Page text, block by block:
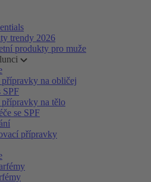
trendy 2026
produkty pro muže
na obličej
SPF
na tělo
se SPF
přípravky